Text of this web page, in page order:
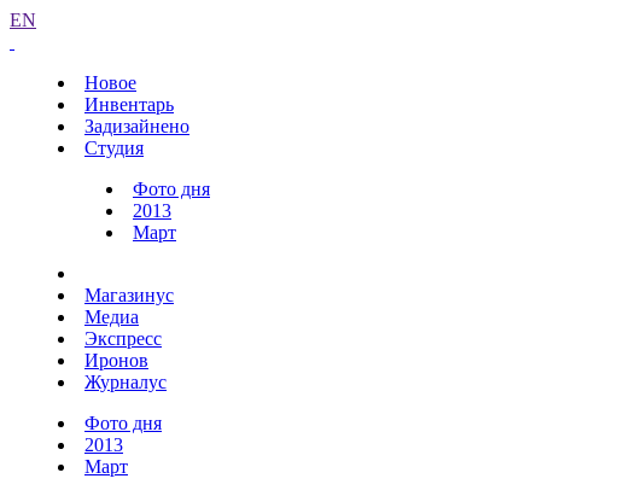
EN
Новое
Инвентарь
Задизайнено
Студия
Фото дня
2013
Март
Магазинус
Медиа
Экспресс
Иронов
Журналус
Фото дня
2013
Март